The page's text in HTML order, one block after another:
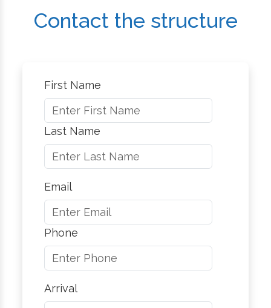
Contact the structure
First Name
Last Name
Email
Phone
Arrival